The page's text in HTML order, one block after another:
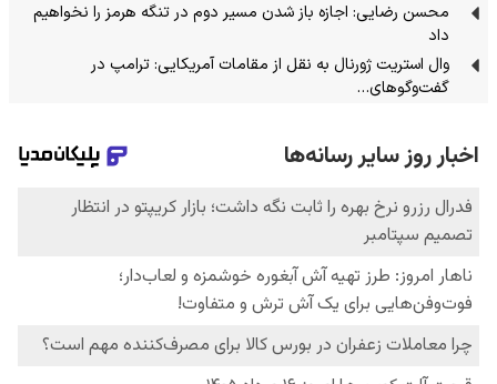
محسن رضایی: اجازه باز شدن مسیر دوم در تنگه هرمز را نخواهیم
داد
وال استریت ژورنال به نقل از مقامات آمریکایی: ترامپ در
گفت‌وگوهای…